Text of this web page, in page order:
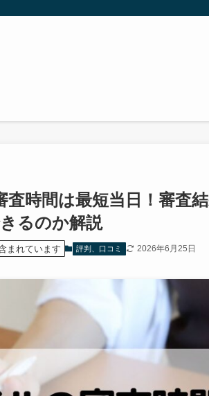
査時間は最短当日！審査
るのか解説
まれています 評判、口コミ 2026年6月25日